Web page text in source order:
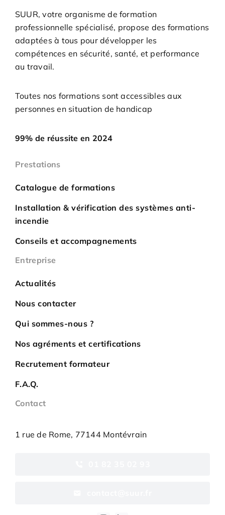
SUUR, votre organisme de formation
professionnelle spécialisé, propose des formations
adaptées à tous pour développer les
compétences en sécurité, santé, et performance
au travail.
Toutes nos formations sont accessibles aux
personnes en situation de handicap
99% de réussite en 2024
Prestations
Catalogue de formations
Installation & vérification des systèmes anti-
incendie
Conseils et accompagnements
Entreprise
Actualités
Nous contacter
Qui sommes-nous ?
Nos agréments et certifications
Recrutement formateur
F.A.Q.
Contact
1 rue de Rome, 77144 Montévrain